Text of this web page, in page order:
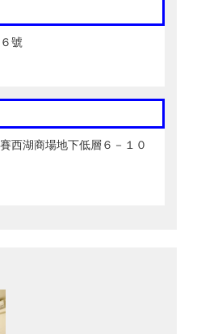
號
西湖商場地下低層６－１０